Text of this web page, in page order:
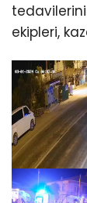
ekipleri,